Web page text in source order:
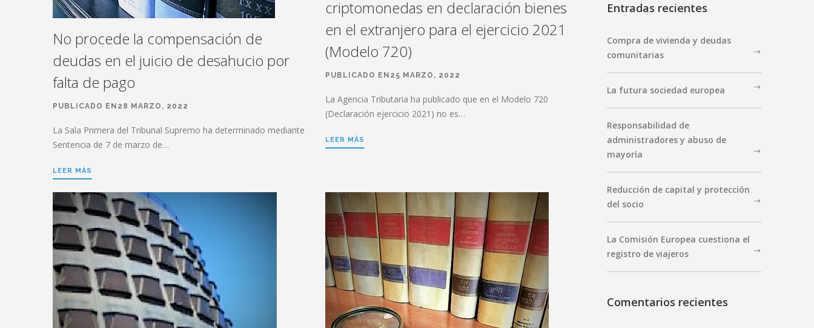
No procede la compensación de
deudas en el juicio de desahucio por
falta de pago
PUBLICADO EN28 MARZO, 2022
La Sala Primera del Tribunal Supremo ha determinado mediante
Sentencia de 7 de marzo de…
LEER MÁS
criptomonedas en declaración bienes
en el extranjero para el ejercicio 2021
(Modelo 720)
PUBLICADO EN25 MARZO, 2022
La Agencia Tributaria ha publicado que en el Modelo 720
(Declaración ejercicio 2021) no es…
LEER MÁS
Entradas recientes
Compra de vivienda y deudas
comunitarias
La futura sociedad europea
Responsabilidad de
administradores y abuso de
mayoría
Reducción de capital y protección
del socio
La Comisión Europea cuestiona el
registro de viajeros
Comentarios recientes